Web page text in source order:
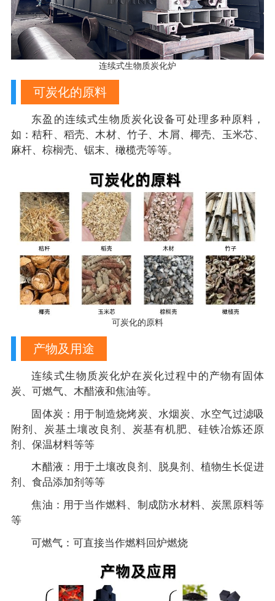
连续式生物质炭化炉
可炭化的原料
东盈的连续式生物质炭化设备可处理多种原料，
如：秸秆、稻壳、木材、竹子、木屑、椰壳、玉米芯、
麻杆、棕榈壳、锯末、橄榄壳等等。
可炭化的原料
产物及用途
连续式生物质炭化炉在炭化过程中的产物有固体
炭、可燃气、木醋液和焦油等。
固体炭：用于制造烧烤炭、水烟炭、水空气过滤吸
附剂、炭基土壤改良剂、炭基有机肥、硅铁冶炼还原
剂、保温材料等等
木醋液：用于土壤改良剂、脱臭剂、植物生长促进
剂、食品添加剂等等
焦油：用于当作燃料、制成防水材料、炭黑原料等
等
可燃气：可直接当作燃料回炉燃烧